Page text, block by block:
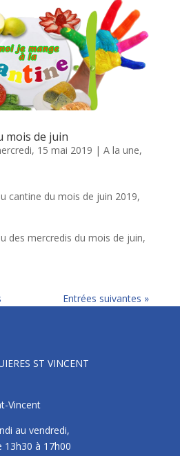
mois de juin
15 mai 2019 | A la une,
cantine du mois de juin 2019,
des mercredis du mois de juin,
Entrées suivantes »
ST VINCENT
Vincent
au vendredi,
13h30 à 17h00